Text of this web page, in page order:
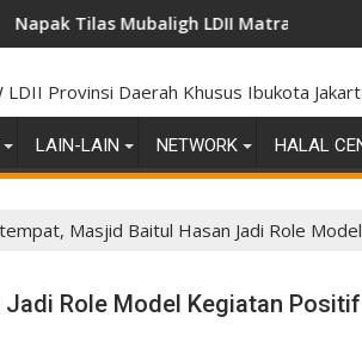
LDII Matraman, Setia Budi dan
LAIN-LAIN NETWORK HALAL
Masjid Baitul Hasan Jadi Role
Role Model Kegiatan Positif